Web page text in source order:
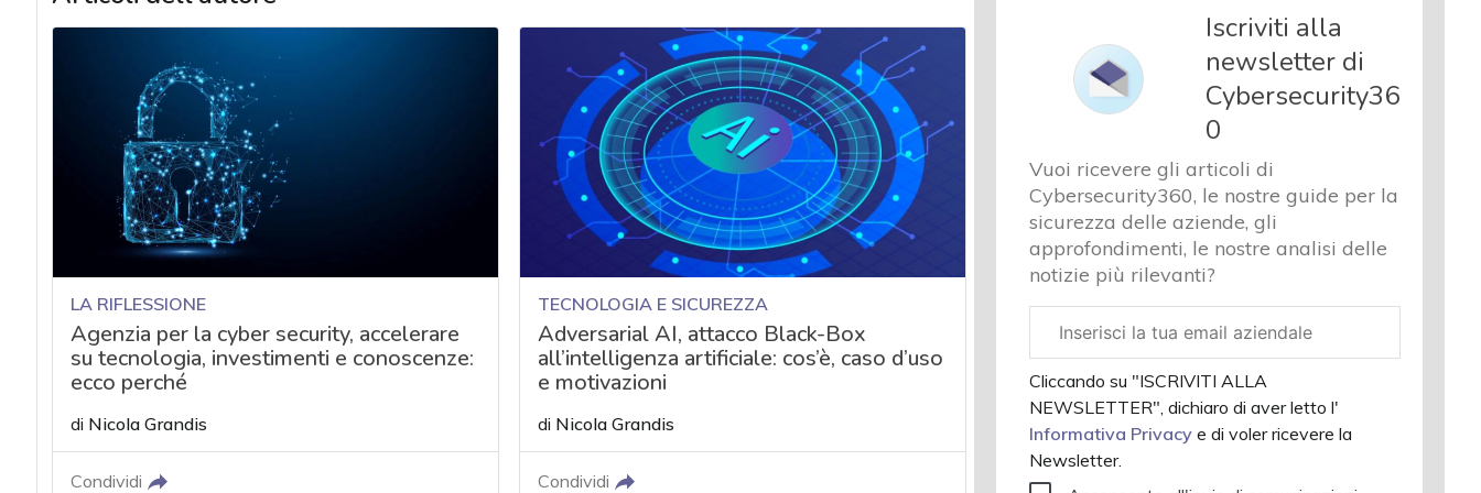
Cyber
sicurezza
e privacy
Corsi
Chi
siamo
LA RIFLESSIONE
Agenzia per la cyber security, accelerare
su tecnologia, investimenti e conoscenze:
ecco perché
di Nicola Grandis
Condividi
TECNOLOGIA E SICUREZZA
Adversarial AI, attacco Black-Box
all’intelligenza artificiale: cos’è, caso d’uso
e motivazioni
di Nicola Grandis
Condividi
Iscriviti alla
newsletter di
Cybersecurity36
0
Vuoi ricevere gli articoli di
Cybersecurity360, le nostre guide per la
sicurezza delle aziende, gli
approfondimenti, le nostre analisi delle
notizie più rilevanti?
aziendale
Cliccando su "ISCRIVITI ALLA
NEWSLETTER", dichiaro di aver letto l'
Informativa Privacye di voler ricevere la
Newsletter.